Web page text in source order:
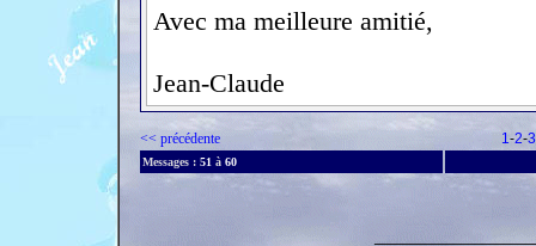
Avec ma meilleure amitié,
Jean-Claude
<< précédente 1-2-3
Messages : 51 à 60